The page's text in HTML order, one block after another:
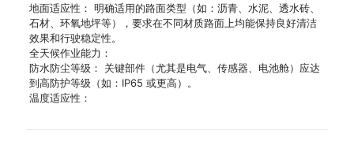
地面适应性： 明确适用的路面类型（如：沥青、水泥、透水砖、
石材、环氧地坪等），要求在不同材质路面上均能保持良好清洁
效果和行驶稳定性。
全天候作业能力：
防水防尘等级： 关键部件（尤其是电气、传感器、电池舱）应达
到高防护等级（如：IP65 或更高）。
温度适应性：